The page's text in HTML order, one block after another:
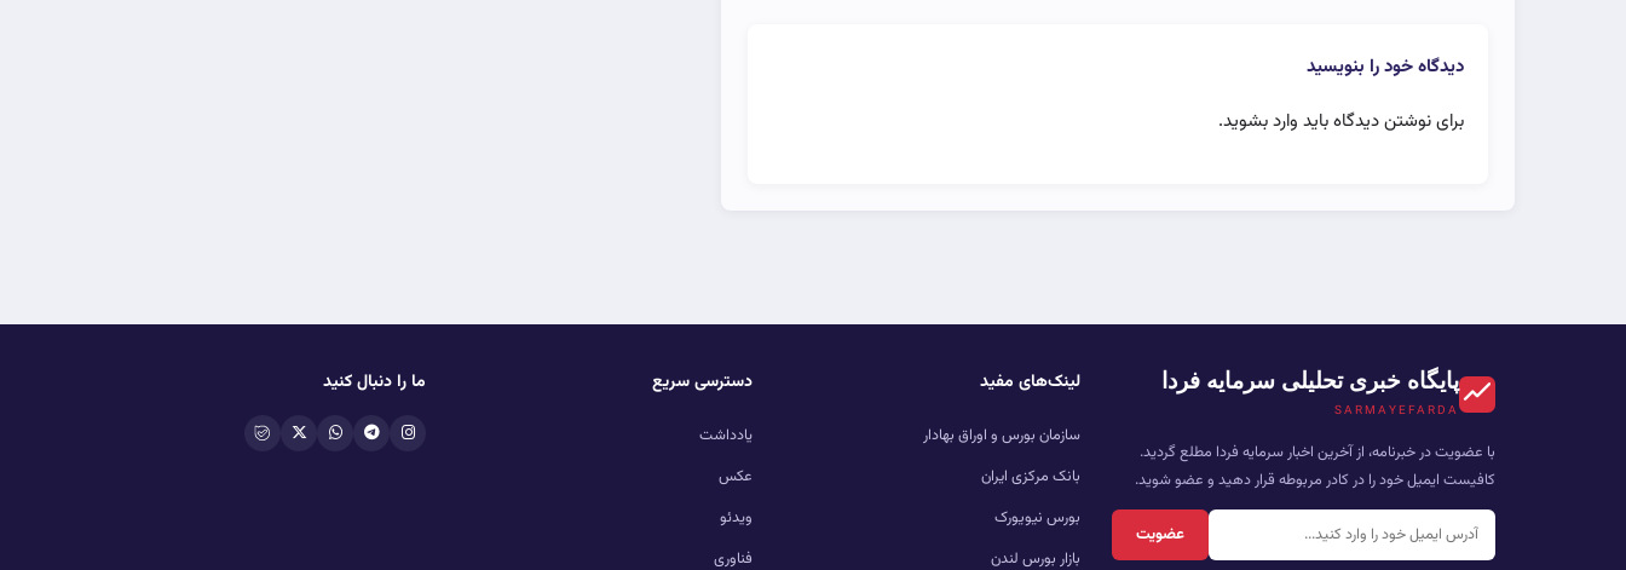
دیدگاه خود را بنویسید
برای نوشتن دیدگاه باید وارد بشوید.
پایگاه خبری تحلیلی سرمایه فردا
SARMAYEFARDA
با عضویت در خبرنامه، از آخرین اخبار سرمایه فردا مطلع گردید.
کافیست ایمیل خود را در کادر مربوطه قرار دهید و عضو شوید.
عضویت
لینک‌های مفید
سازمان بورس و اوراق بهادار
بانک مرکزی ایران
بورس نیویورک
بازار بورس لندن
دسترسی سریع
یادداشت
عکس
ویدئو
فناوری
ما را دنبال کنید